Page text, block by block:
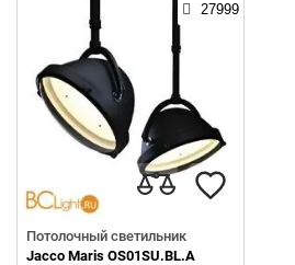
27999
Потолочный светильник
Jacco Maris OS01SU.BL.A